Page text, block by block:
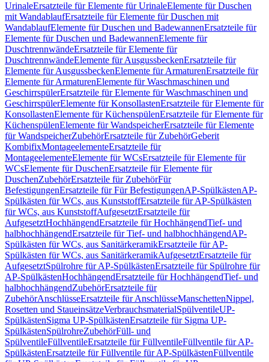
UrinaleErsatzteile für Elemente für UrinaleElemente für Duschen
mit WandablaufErsatzteile für Elemente für Duschen mit
WandablaufElemente für Duschen und BadewannenErsatzteile für
Elemente für Duschen und BadewannenElemente für
DuschtrennwändeErsatzteile für Elemente für
DuschtrennwändeElemente für AusgussbeckenErsatzteile für
Elemente für AusgussbeckenElemente für ArmaturenErsatzteile für
Elemente für ArmaturenElemente für Waschmaschinen und
GeschirrspülerErsatzteile für Elemente für Waschmaschinen und
GeschirrspülerElemente für KonsollastenErsatzteile für Elemente für
KonsollastenElemente für KüchenspülenErsatzteile für Elemente für
KüchenspülenElemente für WandspeicherErsatzteile für Elemente
für WandspeicherZubehörErsatzteile für ZubehörGeberit
KombifixMontageelementeErsatzteile für
MontageelementeElemente für WCsErsatzteile für Elemente für
WCsElemente für DuschenErsatzteile für Elemente für
DuschenZubehörErsatzteile für ZubehörFür
BefestigungenErsatzteile für Für BefestigungenAP-SpülkästenAP-
Spülkästen für WCs, aus KunststoffErsatzteile für AP-Spülkästen
für WCs, aus KunststoffAufgesetztErsatzteile für
AufgesetztHochhängendErsatzteile für HochhängendTief- und
halbhochhängendErsatzteile für Tief- und halbhochhängendAP-
Spülkästen für WCs, aus SanitärkeramikErsatzteile für AP-
Spülkästen für WCs, aus SanitärkeramikAufgesetztErsatzteile für
AufgesetztSpülrohre für AP-SpülkästenErsatzteile für Spülrohre für
AP-SpülkästenHochhängendErsatzteile für HochhängendTief- und
halbhochhängendZubehörErsatzteile für
ZubehörAnschlüsseErsatzteile für AnschlüsseManschettenNippel,
Rosetten und StaueinsätzeVerbrauchsmaterialSpülventileUP-
SpülkästenSigma UP-SpülkästenErsatzteile für Sigma UP-
SpülkästenSpülrohreZubehörFüll- und
SpülventileFüllventileErsatzteile für FüllventileFüllventile für AP-
SpülkästenErsatzteile für Füllventile für AP-SpülkästenFüllventile